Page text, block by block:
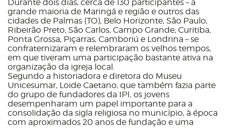
Durante dois dias, cerca de 130 participantes – a
grande maioria de Maringá e região e outros das
cidades de Palmas (TO), Belo Horizonte, São Paulo,
Ribeirão Preto, São Carlos, Campo Grande, Curitiba,
Ponta Grossa, Piçarras, Camboriú e Londrina – se
confraternizaram e relembraram os velhos tempos,
em que tiveram uma participação bastante ativa na
organização da igreja local.
Segundo a historiadora e diretora do Museu
Unicesumar, Loide Caetano, que também fazia parte
do grupo de fundadores da IPI, os jovens
desempenharam um papel importante para a
consolidação da sigla religiosa no município, à época
com aproximados 20 anos de fundação e uma